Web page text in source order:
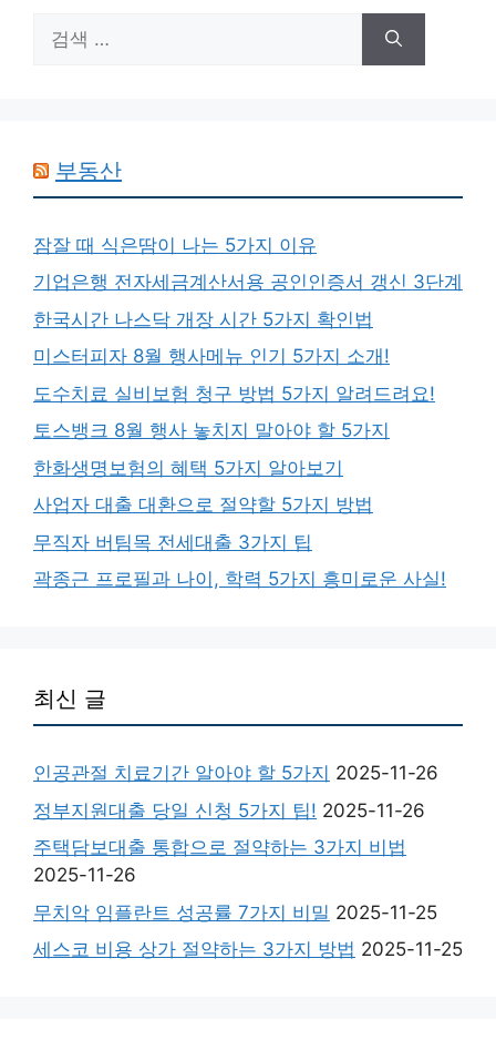
색:
부동산
잠잘 때 식은땀이 나는 5가지 이유
기업은행 전자세금계산서용 공인인증서 갱신 3단계
한국시간 나스닥 개장 시간 5가지 확인법
미스터피자 8월 행사메뉴 인기 5가지 소개!
도수치료 실비보험 청구 방법 5가지 알려드려요!
토스뱅크 8월 행사 놓치지 말아야 할 5가지
한화생명보험의 혜택 5가지 알아보기
사업자 대출 대환으로 절약할 5가지 방법
무직자 버팀목 전세대출 3가지 팁
곽종근 프로필과 나이, 학력 5가지 흥미로운 사실!
최신 글
인공관절 치료기간 알아야 할 5가지 2025-11-26
정부지원대출 당일 신청 5가지 팁! 2025-11-26
주택담보대출 통합으로 절약하는 3가지 비법
2025-11-26
무치악 임플란트 성공률 7가지 비밀 2025-11-25
세스코 비용 상가 절약하는 3가지 방법 2025-11-25